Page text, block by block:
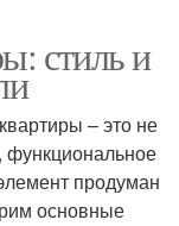
стиль и
– это не
функциональное
продуман
основные